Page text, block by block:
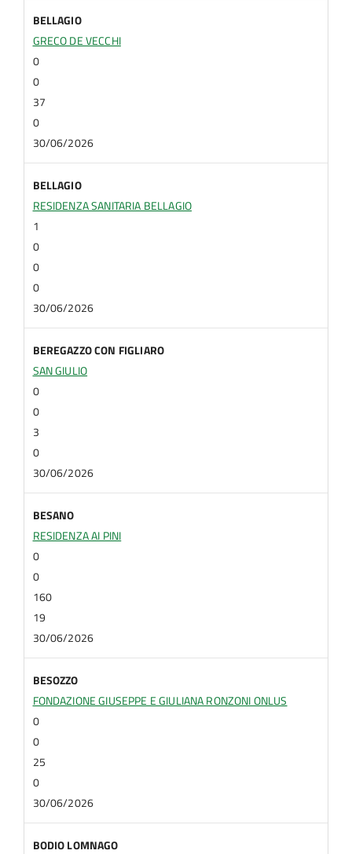
BELLAGIO
GRECO DE VECCHI
0
0
37
0
30/06/2026
BELLAGIO
RESIDENZA SANITARIA BELLAGIO
1
0
0
0
30/06/2026
BEREGAZZO CON FIGLIARO
SAN GIULIO
0
0
3
0
30/06/2026
BESANO
RESIDENZA AI PINI
0
0
160
19
30/06/2026
BESOZZO
FONDAZIONE GIUSEPPE E GIULIANA RONZONI ONLUS
0
0
25
0
30/06/2026
BODIO LOMNAGO